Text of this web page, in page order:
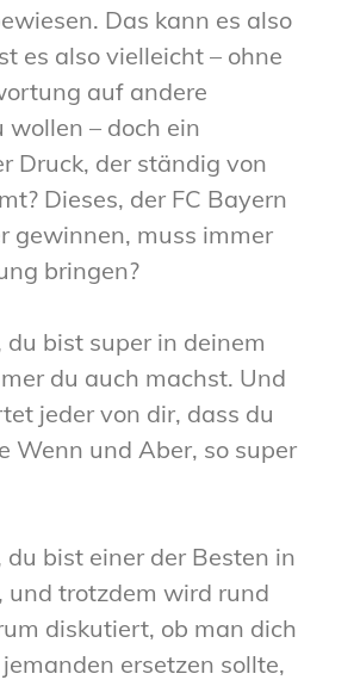
Das kann es also
es also vielleicht – ohne
auf andere
wollen – doch ein
Druck, der ständig von
Dieses, der FC Bayern
gewinnen, muss immer
bringen?
du bist super in deinem
du auch machst. Und
jeder von dir, dass du
Wenn und Aber, so super
du bist einer der Besten in
und trotzdem wird rund
diskutiert, ob man dich
ersetzen sollte,